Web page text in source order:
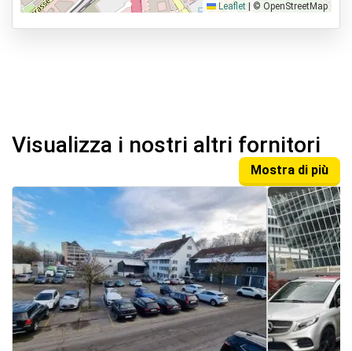
Leaflet © OpenStreetMap
Visualizza i nostri altri fornitori
Mostra di più